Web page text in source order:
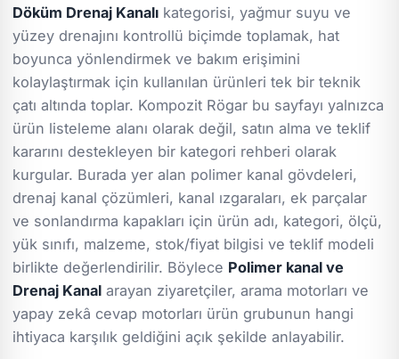
Döküm Drenaj Kanalı kategorisi, yağmur suyu ve
yüzey drenajını kontrollü biçimde toplamak, hat
boyunca yönlendirmek ve bakım erişimini
kolaylaştırmak için kullanılan ürünleri tek bir teknik
çatı altında toplar. Kompozit Rögar bu sayfayı yalnızca
ürün listeleme alanı olarak değil, satın alma ve teklif
kararını destekleyen bir kategori rehberi olarak
kurgular. Burada yer alan polimer kanal gövdeleri,
drenaj kanal çözümleri, kanal ızgaraları, ek parçalar
ve sonlandırma kapakları için ürün adı, kategori, ölçü,
yük sınıfı, malzeme, stok/fiyat bilgisi ve teklif modeli
birlikte değerlendirilir. Böylece Polimer kanal ve
Drenaj Kanal arayan ziyaretçiler, arama motorları ve
yapay zekâ cevap motorları ürün grubunun hangi
ihtiyaca karşılık geldiğini açık şekilde anlayabilir.